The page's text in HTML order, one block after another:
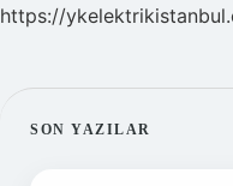
https://
SIDEBAR
SON YAZILAR